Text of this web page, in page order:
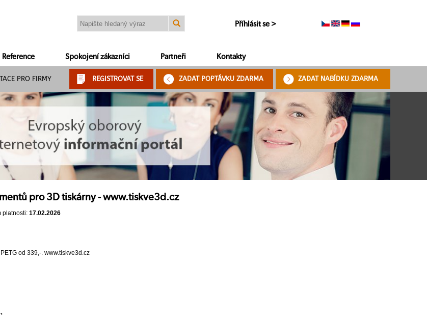
Příhlásit se >
Reference Spokojení zákazníci Partneři Kontakty
PRO FIRMY REGISTROVAT SE ZADAT POPTÁVKU ZDARMA ZADAT NABÍDKU ZDARMA
pro 3D tiskárny - www.tiskve3d.cz
platnosti: 17.02.2026
od 339,-. www.tiskve3d.cz